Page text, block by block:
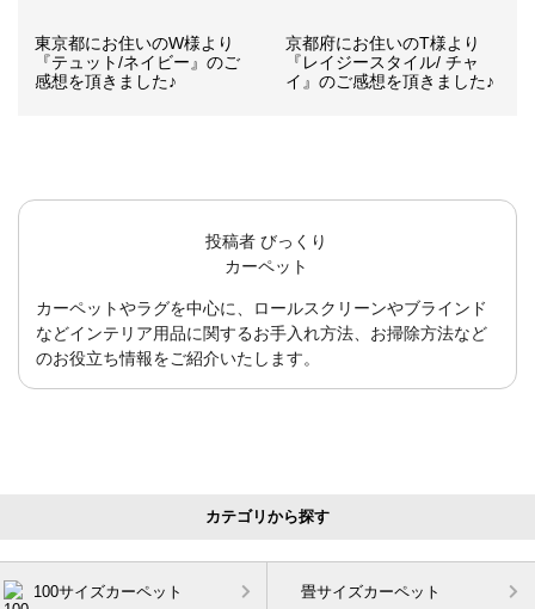
東京都にお住いのW様より
『テュット/ネイビー』のご
感想を頂きました♪
京都府にお住いのT様より
『レイジースタイル/ チャ
イ』のご感想を頂きました♪
投稿者びっくり
カーペット
カーペットやラグを中心に、ロールスクリーンやブラインド
などインテリア用品に関するお手入れ方法、お掃除方法など
のお役立ち情報をご紹介いたします。
カテゴリから探す
100サイズカーペット 畳サイズカーペット